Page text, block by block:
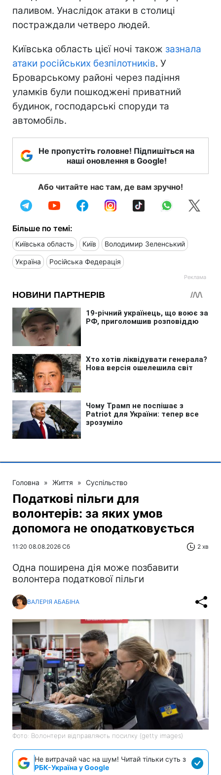
паливом. Унаслідок атаки в столиці
постраждали четверо людей.
Київська область цієї ночі також зазнала
атаки російських безпілотників. У
Броварському районі через падіння
уламків були пошкоджені приватний
будинок, господарські споруди та
автомобіль.
Не пропустіть головне! Підпишіться на
наші оновлення в Google!
Або читайте нас там, де вам зручно!
Більше по темі:
Київська область Київ Володимир Зеленський
Україна Російська Федерація
Головна » Життя » Суспільство
Податкові пільги для
волонтерів: за яких умов
допомога не оподатковується
11:20 08.08.2026 Сб 2 хв
Одна поширена дія може позбавити
волонтера податкової пільги
ВАЛЕРІЯ АБАБІНА
Фото: Волонтери відправляють посилку (getty images)
Не витрачай час на шум! Читай тільки суть з
РБК-Україна у Google